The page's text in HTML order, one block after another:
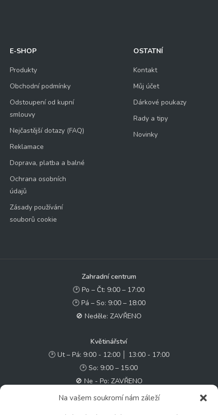
Na vašem soukromí nám záleží
E-SHOP
Produkty
Obchodní podmínky
Odstoupení od kupní
smlouvy
Nejčastější dotazy (FAQ)
Reklamace
Doprava, platba a balné
Ochrana osobních
údajů
Zásady používání
souborů cookie
OSTATNÍ
Kontakt
Můj účet
Dárkové poukazy
Rady a tipy
Novinky
Zahradní centrum
🕑 Po – Čt: 9:00 – 17:00
🕑 Pá – So: 9:00 – 18:00
🚫 Neděle: ZAVŘENO
Květinářství
🕑 Ut – Pá: 9:00 - 12:00 │ 13:00 - 17:00
🕑 So: 9:00 – 15:00
🚫 Ne - Po: ZAVŘENO